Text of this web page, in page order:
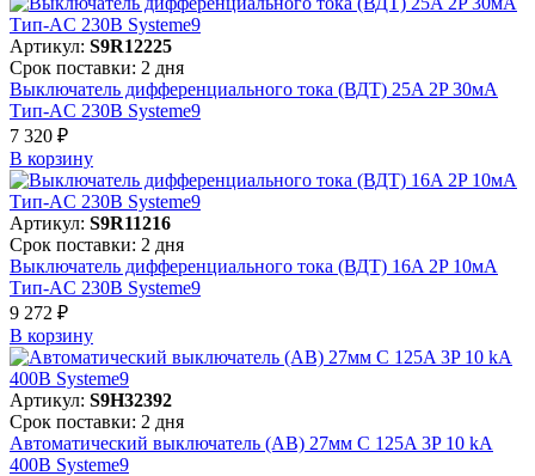
Артикул: S9R12225
Срок поставки: 2 дня
Выключатель дифференциального тока (ВДТ) 25A 2P 30мА
Тип-AC 230В Systeme9
7 320 ₽
В корзинy
Артикул: S9R11216
Срок поставки: 2 дня
Выключатель дифференциального тока (ВДТ) 16A 2P 10мА
Тип-AC 230В Systeme9
9 272 ₽
В корзинy
Артикул: S9H32392
Срок поставки: 2 дня
Автоматический выключатель (АВ) 27мм C 125A 3P 10 kA
400В Systeme9